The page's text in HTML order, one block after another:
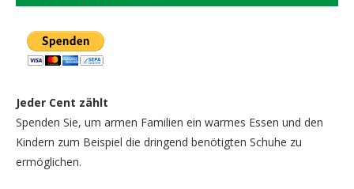
Jeder Cent zählt
Spenden Sie, um armen Familien ein warmes Essen und den
Kindern zum Beispiel die dringend benötigten Schuhe zu
ermöglichen.